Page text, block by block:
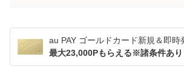
au PAY ゴールドカード新規＆即時
最大23,000Pもらえる※諸条件あり